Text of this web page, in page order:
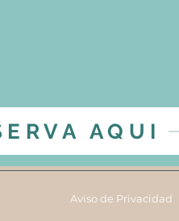
AQUI
Aviso de Privacidad